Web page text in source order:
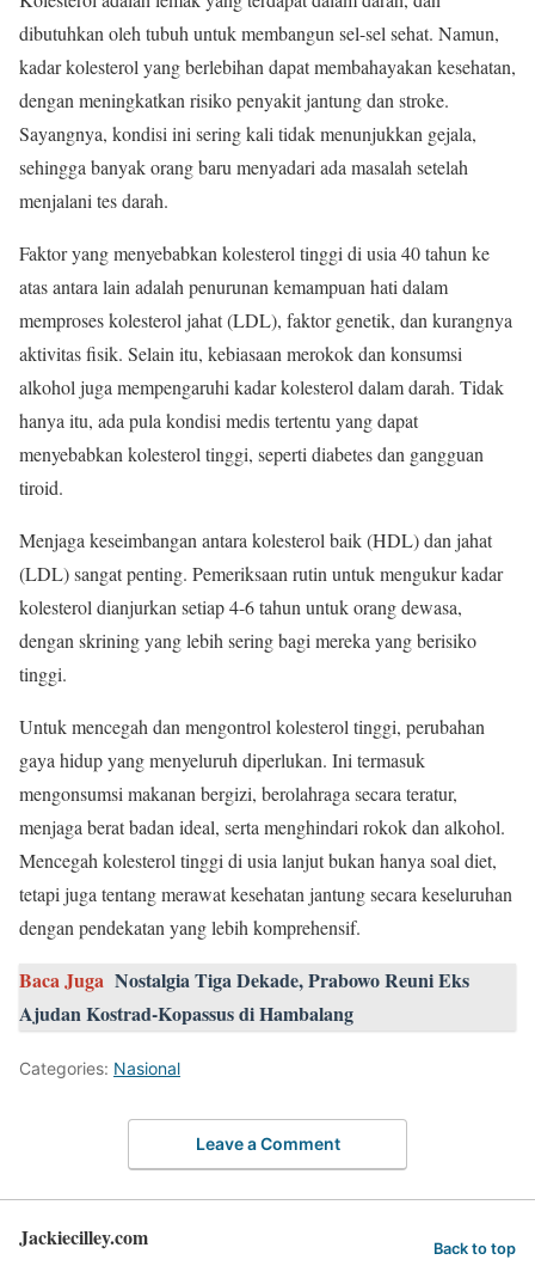
dibutuhkan oleh tubuh untuk membangun sel-sel sehat. Namun,
kadar kolesterol yang berlebihan dapat membahayakan kesehatan,
dengan meningkatkan risiko penyakit jantung dan stroke.
Sayangnya, kondisi ini sering kali tidak menunjukkan gejala,
sehingga banyak orang baru menyadari ada masalah setelah
menjalani tes darah.
Faktor yang menyebabkan kolesterol tinggi di usia 40 tahun ke
atas antara lain adalah penurunan kemampuan hati dalam
memproses kolesterol jahat (LDL), faktor genetik, dan kurangnya
aktivitas fisik. Selain itu, kebiasaan merokok dan konsumsi
alkohol juga mempengaruhi kadar kolesterol dalam darah. Tidak
hanya itu, ada pula kondisi medis tertentu yang dapat
menyebabkan kolesterol tinggi, seperti diabetes dan gangguan
tiroid.
Menjaga keseimbangan antara kolesterol baik (HDL) dan jahat
(LDL) sangat penting. Pemeriksaan rutin untuk mengukur kadar
kolesterol dianjurkan setiap 4-6 tahun untuk orang dewasa,
dengan skrining yang lebih sering bagi mereka yang berisiko
tinggi.
Untuk mencegah dan mengontrol kolesterol tinggi, perubahan
gaya hidup yang menyeluruh diperlukan. Ini termasuk
mengonsumsi makanan bergizi, berolahraga secara teratur,
menjaga berat badan ideal, serta menghindari rokok dan alkohol.
Mencegah kolesterol tinggi di usia lanjut bukan hanya soal diet,
tetapi juga tentang merawat kesehatan jantung secara keseluruhan
dengan pendekatan yang lebih komprehensif.
Baca Juga Nostalgia Tiga Dekade, Prabowo Reuni Eks
Ajudan Kostrad-Kopassus di Hambalang
Categories: Nasional
Leave a Comment
Jackiecilley.com Back to top